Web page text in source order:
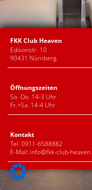
FKK Club Heaven
Edisonstr. 10
90431 Nürnberg
Öffnungszeiten
So.-Do. 14-3 Uhr
Fr.+Sa. 14-4 Uhr
Kontakt
Tel. 0911-6588882
E-Mail: info@fkk-club-